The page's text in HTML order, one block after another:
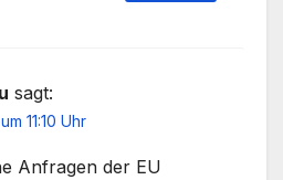
sagt:
11:10 Uhr
Anfragen der EU